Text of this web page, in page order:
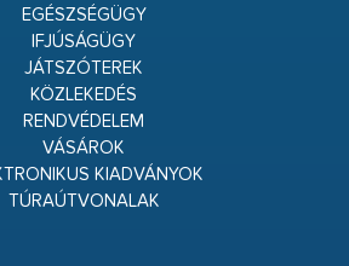
EGÉSZSÉGÜGY
IFJÚSÁGÜGY
JÁTSZÓTEREK
KÖZLEKEDÉS
RENDVÉDELEM
VÁSÁROK
KIADVÁNYOK
TÚRAÚTVONALAK